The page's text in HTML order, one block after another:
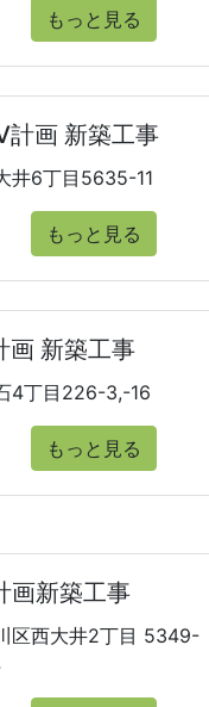
もっと見る
計画 新築工事
井6丁目5635-11
もっと見る
新築工事
4丁目226-3,-16
もっと見る
画新築工事
区西大井2丁目 5349-